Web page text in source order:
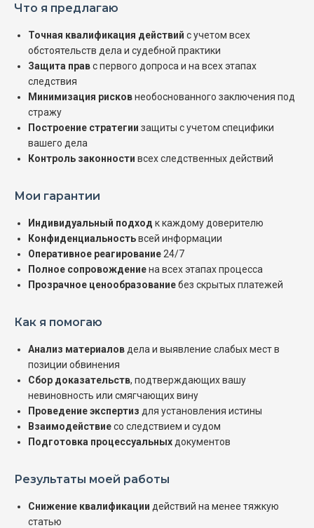
Что я предлагаю
Точная квалификация действий с учетом всех
обстоятельств дела и судебной практики
Защита правс первого допроса и на всех этапах
следствия
Минимизация рисковнеобоснованного заключения под
стражу
Построение стратегии защиты с учетом специфики
вашего дела
Контроль законности всех следственных действий
Мои гарантии
Индивидуальный подход к каждому доверителю
Конфиденциальностьвсей информации
Оперативное реагирование 24/7
Полное сопровождениена всех этапах процесса
Прозрачное ценообразованиебез скрытых платежей
Как я помогаю
Анализ материалов дела и выявление слабых мест в
позиции обвинения
Сбор доказательств, подтверждающих вашу
невиновность или смягчающих вину
Проведение экспертиз для установления истины
Взаимодействиесо следствием и судом
Подготовка процессуальных документов
Результаты моей работы
Снижение квалификации действий на менее тяжкую
статью